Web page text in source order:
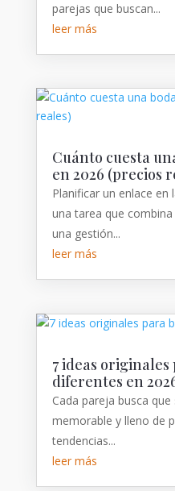
parejas que buscan...
leer más
Cuánto cuesta
en 2026 (precios
Planificar un enlace en
una tarea que
una gestión...
leer más
7 ideas originales
diferentes en
Cada pareja busca
memorable y lleno de
tendencias...
leer más